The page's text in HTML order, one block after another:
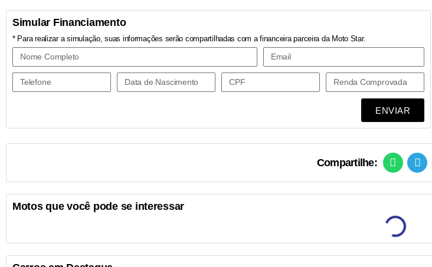
Simular Financiamento
* Para realizar a simulação, suas informações serão compartilhadas com a financeira parceira da Moto Star.
ENVIAR
Compartilhe:
Motos que você pode se interessar